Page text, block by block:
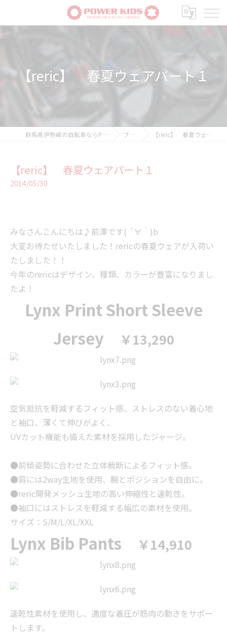
【reric】 春夏ウェアパート１
群馬県伊勢崎の自転車ならPOWER-KIDS ブログ 【reric】 春夏ウェアパート１
【reric】 春夏ウェアパート１
2014/05/30
みなさんこんにちは♪前澤です( ´∀｀)b
大変お待たせいたしました！rericの春夏ウェアが入荷い
たしました！！
今年のrericはデザイン、種類、カラーが豊富になりまし
たよ！
Lynx Print Short Sleeve
Jersey
￥13,290
空気抵抗を軽減するフィット感、ストレスのない着心地
と袖口、薄くて伸びがよく、
UVカット機能も備えた素材を採用したジャージ。
●前傾姿勢に合わせた立体裁断によるフィット感。
●肩には2way生地を使用、腕とポジションを自由に。
●reric開発メッシュ生地の高い伸縮性と速乾性。
●袖口にはストレスを軽減する幅広の素材を使用。
サイズ：S/M/L/XL/XXL
Lynx Bib Pants ￥14,910
速乾性素材を使用し、適度な着圧が筋肉の動きをサポー
トします。